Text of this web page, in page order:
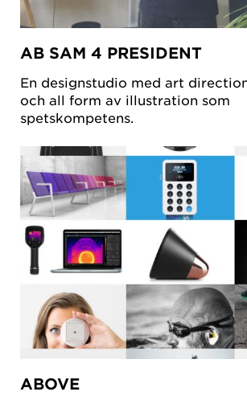
AB SAM 4 PRESIDENT
En designstudio med art
och all form av illustration som
spetskompetens.
ABOVE